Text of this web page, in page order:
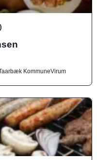
KommuneVirum